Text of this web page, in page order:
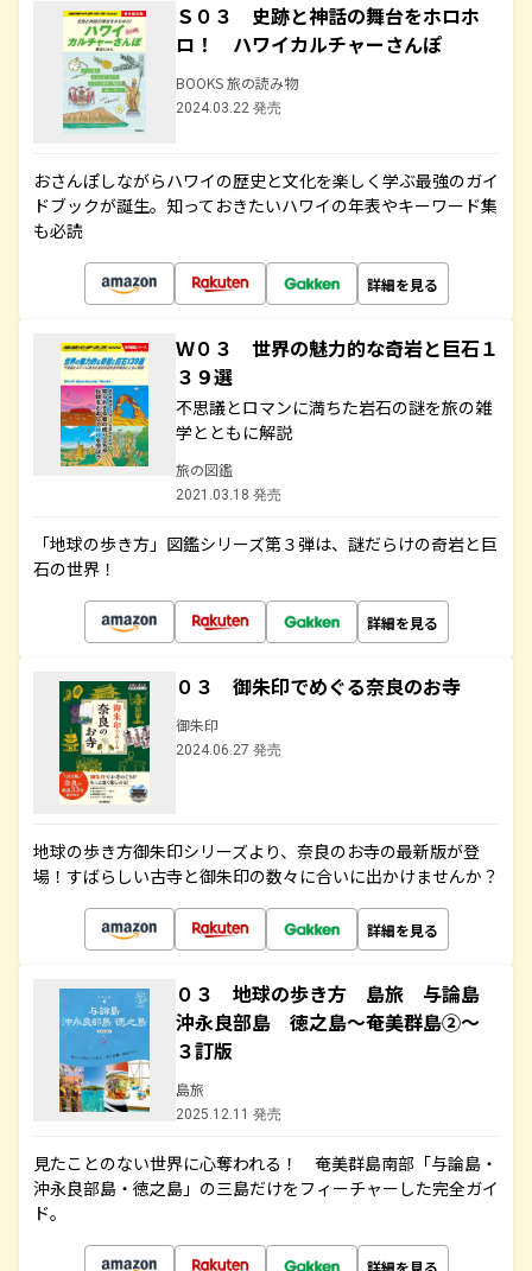
Ｓ０３ 史跡と神話の舞台をホロホ
ロ！ ハワイカルチャーさんぽ
BOOKS 旅の読み物
2024.03.22 発売
おさんぽしながらハワイの歴史と文化を楽しく学ぶ最強のガイ
ドブックが誕生。知っておきたいハワイの年表やキーワード集
も必読
詳細を見る
Ｗ０３ 世界の魅力的な奇岩と巨石１
３９選
不思議とロマンに満ちた岩石の謎を旅の雑
学とともに解説
旅の図鑑
2021.03.18 発売
「地球の歩き方」図鑑シリーズ第３弾は、謎だらけの奇岩と巨
石の世界！
詳細を見る
０３ 御朱印でめぐる奈良のお寺
御朱印
2024.06.27 発売
地球の歩き方御朱印シリーズより、奈良のお寺の最新版が登
場！すばらしい古寺と御朱印の数々に合いに出かけませんか？
詳細を見る
０３ 地球の歩き方 島旅 与論島
沖永良部島 徳之島～奄美群島②～
３訂版
島旅
2025.12.11 発売
見たことのない世界に心奪われる！ 奄美群島南部「与論島・
沖永良部島・徳之島」の三島だけをフィーチャーした完全ガイ
ド。
詳細を見る